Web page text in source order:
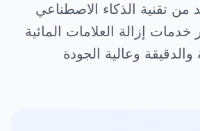
من تقنية الذكاء الاصطناعي
خدمات إزالة العلامات المائية